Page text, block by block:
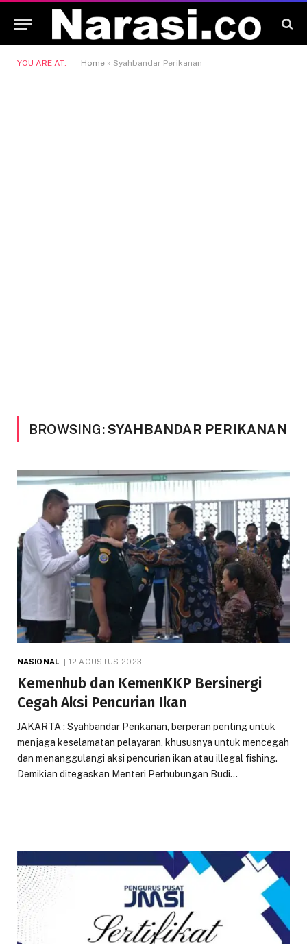
YOU ARE AT: Home » Syahbandar Perikanan
BROWSING:SYAHBANDAR PERIKANAN
NASIONAL 12 AGUSTUS 2023
Kemenhub dan KemenKKP Bersinergi
Cegah Aksi Pencurian Ikan
JAKARTA : Syahbandar Perikanan, berperan penting untuk
menjaga keselamatan pelayaran, khususnya untuk mencegah
dan menanggulangi aksi pencurian ikan atau illegal fishing.
Demikian ditegaskan Menteri Perhubungan Budi…